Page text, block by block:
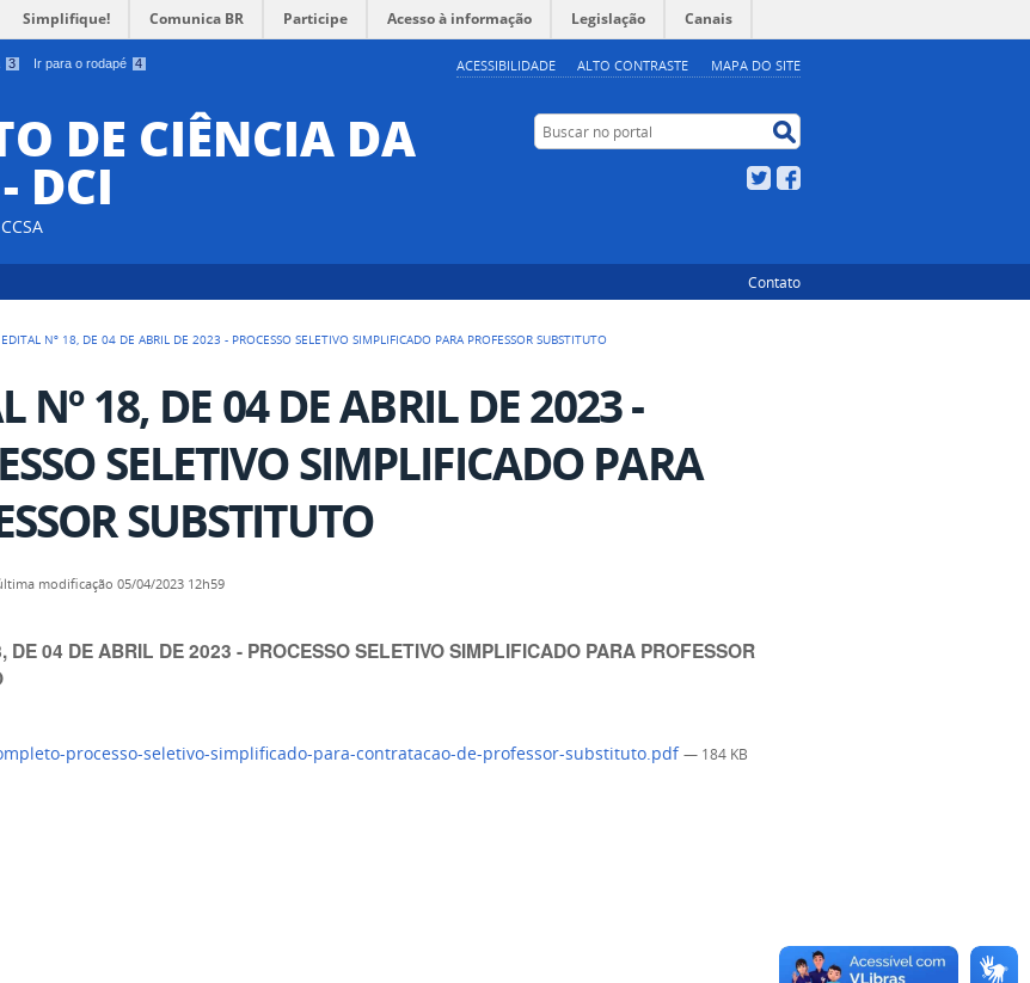
3 Ir para o rodapé 4 ACESSIBILIDADE ALTO CONTRASTE MAPA DO SITE
Simplifique! Comunica BR Participe Acesso à informação Legislação Canais
DE CIÊNCIA DA
DCI
Buscar no portal
Twitter
Contato
EDITAL Nº 18, DE 04 DE ABRIL DE 2023 - PROCESSO SELETIVO SIMPLIFICADO PARA PROFESSOR SUBSTITUTO
Nº 18, DE 04 DE ABRIL DE 2023 -
SELETIVO SIMPLIFICADO PARA
SUBSTITUTO
modificação 05/04/2023 12h59
DE 04 DE ABRIL DE 2023 - PROCESSO SELETIVO SIMPLIFICADO PARA PROFESSOR
processo-seletivo-simplificado-para-contratacao-de-professor-substituto.pdf— 184 KB